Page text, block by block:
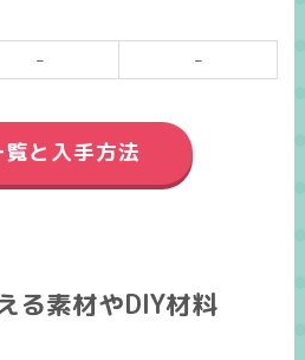
– –
と入手方法
る素材やDIY材料